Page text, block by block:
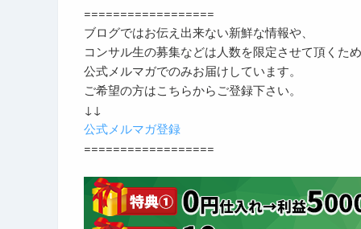
==================
ブログではお伝え出来ない新鮮な情報や、
コンサル生の募集などは人数を限定させて頂くため
公式メルマガでのみお届けしています。
ご希望の方はこちらからご登録下さい。
↓↓
公式メルマガ登録
==================